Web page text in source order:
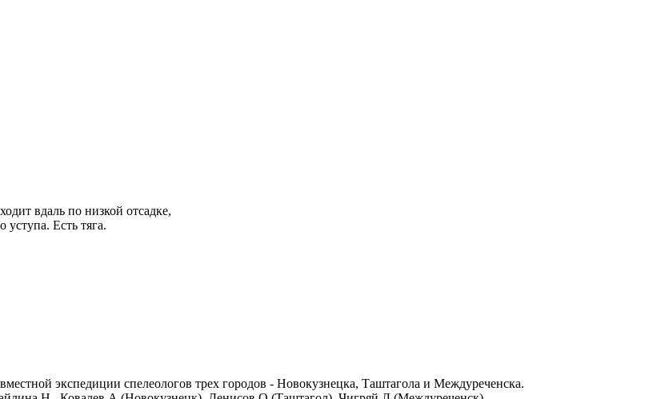
вдаль по низкой отсадке,
уступа. Есть тяга.
экспедиции спелеологов трех городов - Новокузнецка, Таштагола и Междуреченска.